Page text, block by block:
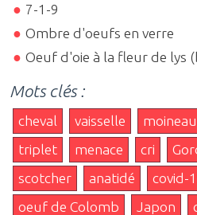
7-1-9
Ombre d'oeufs en verre
Oeuf d'oie à la fleur de lys
Mots clés :
cheval vaisselle moineau
triplet
menace cri
scotcher
anatidé covid-
oeuf de Colomb
Japon